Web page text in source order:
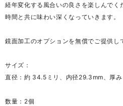
経年変化する風合いの良さを楽しんでく
時間と共に味わい深くなっていきます。
鏡面加工のオプションを無償でご提供し
サイズ：
直径：約 34.5ミリ、内径29.3mm、厚み
数量：2個